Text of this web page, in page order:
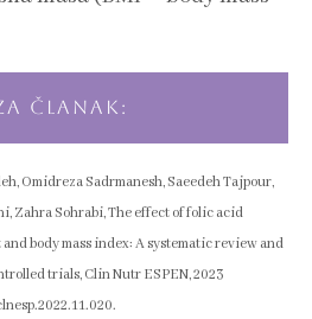
ČLANAK:
Omidreza Sadrmanesh, Saeedeh Tajpour,
Zahra Sohrabi, The effect of folic acid
body mass index: A systematic review and
trials, Clin Nutr ESPEN, 2023